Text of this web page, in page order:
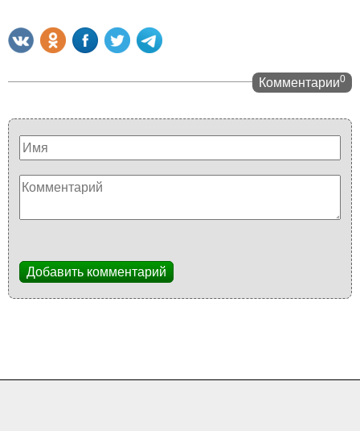
Комментарии0
Добавить комментарий